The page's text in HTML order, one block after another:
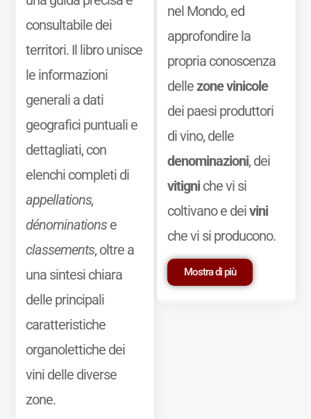
consultabile dei
territori. Il libro unisce
le informazioni
generali a dati
geografici puntuali e
dettagliati, con
elenchi completi di
appellations,
dénominationse
classements, oltre a
una sintesi chiara
delle principali
caratteristiche
organolettiche dei
vini delle diverse
zone.
nel Mondo, ed
approfondire la
propria conoscenza
dellezone vinicole
dei paesi produttori
di vino, delle
denominazioni, dei
vitigniche vi si
coltivano e deivini
che vi si producono.
Mostra di più